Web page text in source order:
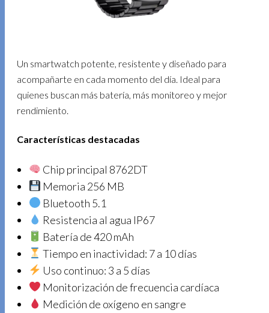
Un smartwatch potente, resistente y diseñado para
acompañarte en cada momento del día. Ideal para
quienes buscan más batería, más monitoreo y mejor
rendimiento.
Características destacadas
Chip principal 8762DT
Memoria 256 MB
Bluetooth 5.1
Resistencia al agua IP67
Batería de 420 mAh
Tiempo en inactividad: 7 a 10 días
Uso continuo: 3 a 5 días
Monitorización de frecuencia cardíaca
Medición de oxígeno en sangre